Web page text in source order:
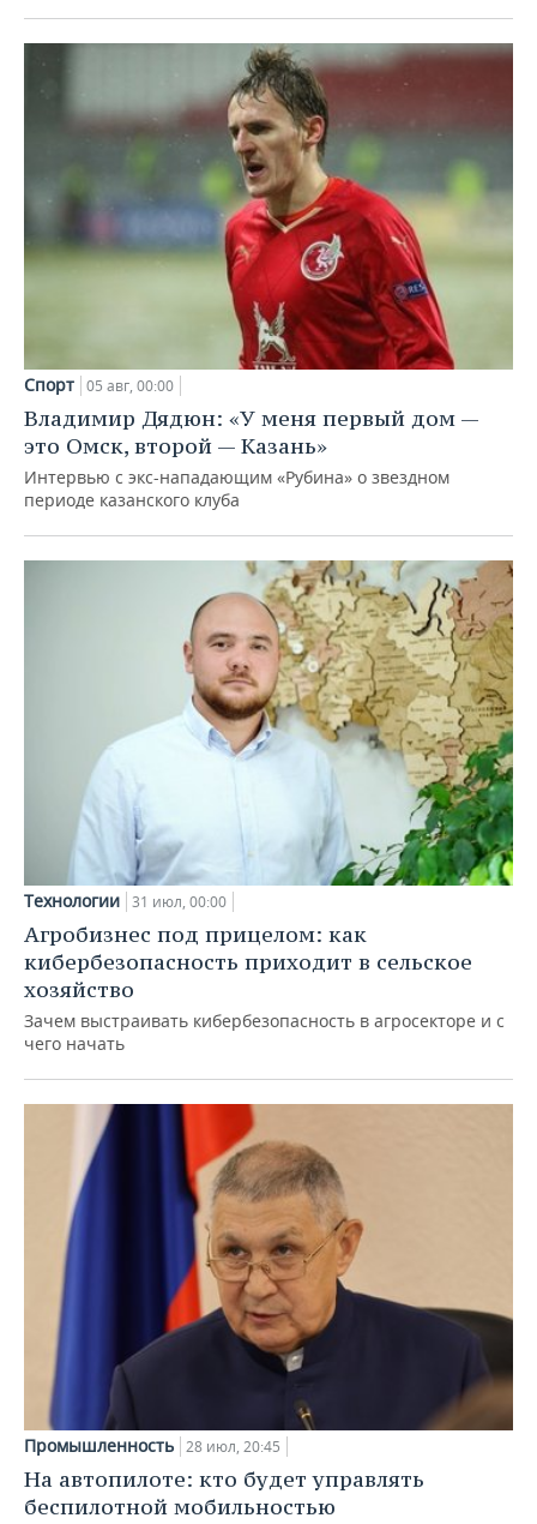
Спорт 05 авг, 00:00
Владимир Дядюн: «У меня первый дом —
это Омск, второй — Казань»
Интервью с экс-нападающим «Рубина» о звездном
периоде казанского клуба
Технологии 31 июл, 00:00
Агробизнес под прицелом: как
кибербезопасность приходит в сельское
хозяйство
Зачем выстраивать кибербезопасность в агросекторе и с
чего начать
Промышленность 28 июл, 20:45
На автопилоте: кто будет управлять
беспилотной мобильностью